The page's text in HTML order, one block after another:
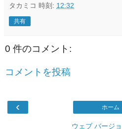
タカミコ 時刻: 12:32
共有
0 件のコメント:
コメントを投稿
‹ ホーム
ウェブ バージ